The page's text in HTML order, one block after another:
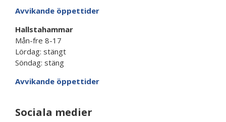
Avvikande öppettider
Hallstahammar
Mån-fre 8-17
Lördag: stängt
Söndag: stäng
Avvikande öppettider
Sociala medier